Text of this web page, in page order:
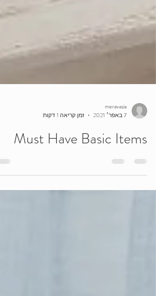
meravasia
7 באפר׳ 2021
זמן קריאה 1 דקות
Must Have Basic Items